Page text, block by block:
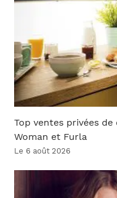
Top ventes privées
Woman et Furla
Le 6 août 2026